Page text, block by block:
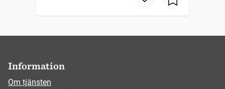
Information
Om tjänsten